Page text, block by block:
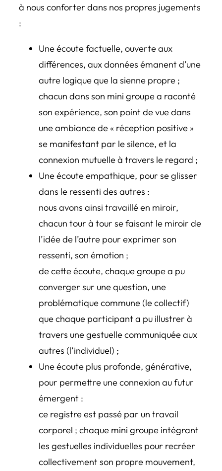
à nous conforter dans nos propres jugements
:
Une écoute factuelle, ouverte aux
différences, aux données émanent d’une
autre logique que la sienne propre ;
chacun dans son mini groupe a raconté
son expérience, son point de vue dans
une ambiance de « réception positive »
se manifestant par le silence, et la
connexion mutuelle à travers le regard ;
Une écoute empathique, pour se glisser
dans le ressenti des autres :
nous avons ainsi travaillé en miroir,
chacun tour à tour se faisant le miroir de
l’idée de l’autre pour exprimer son
ressenti, son émotion ;
de cette écoute, chaque groupe a pu
converger sur une question, une
problématique commune (le collectif)
que chaque participant a pu illustrer à
travers une gestuelle communiquée aux
autres (l’individuel) ;
Une écoute plus profonde, générative,
pour permettre une connexion au futur
émergent :
ce registre est passé par un travail
corporel ; chaque mini groupe intégrant
les gestuelles individuelles pour recréer
collectivement son propre mouvement,